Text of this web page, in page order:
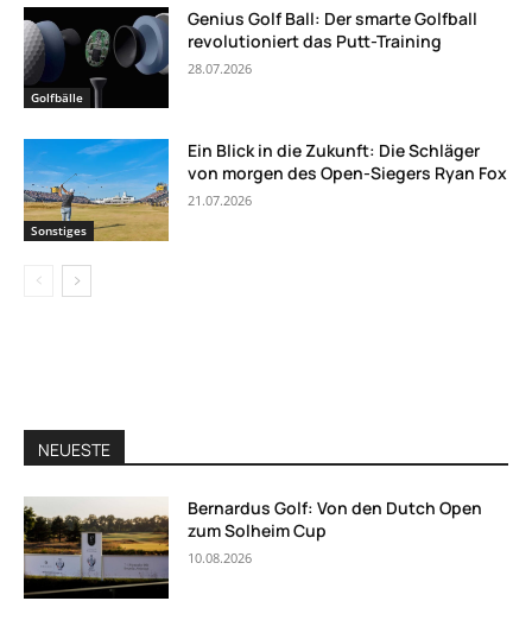
Golfbälle
Genius Golf Ball: Der smarte Golfball
revolutioniert das Putt-Training
28.07.2026
Sonstiges
Ein Blick in die Zukunft: Die Schläger
von morgen des Open-Siegers Ryan Fox
21.07.2026
NEUESTE
Bernardus Golf: Von den Dutch Open
zum Solheim Cup
10.08.2026